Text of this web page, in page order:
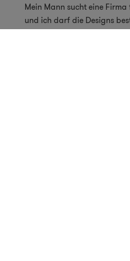
Mein Mann sucht eine
und ich darf die Designs